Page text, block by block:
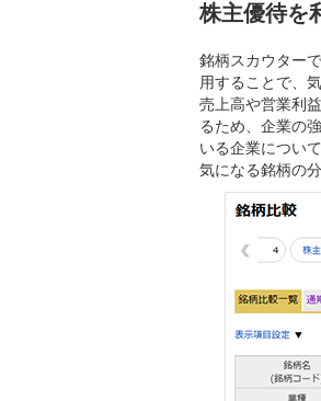
株主優待を
銘柄スカウター
用することで、
売上高や営業利
るため、企業の
いる企業につい
気になる銘柄の